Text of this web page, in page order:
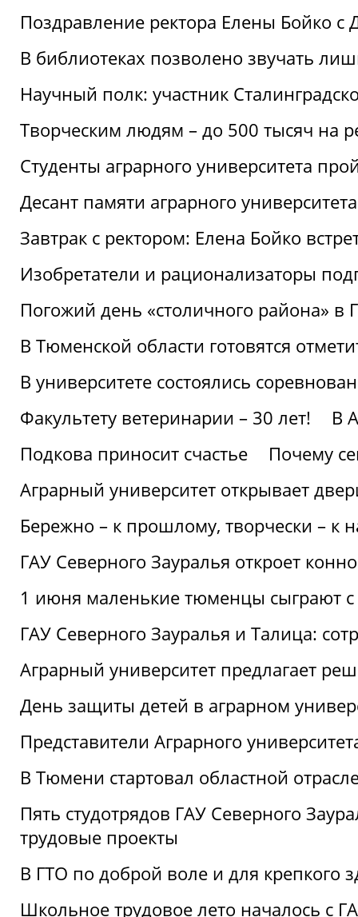
Поздравление ректора Елены Бойко
В библиотеках позволено звучать
Научный полк: участник
Творческим людям – до 500 тысяч на
Студенты аграрного университета
Десант памяти аграрного
Завтрак с ректором: Елена Бойко
Изобретатели и рационализаторы
Погожий день «столичного района» в
В Тюменской области готовятся
В университете состоялись
Факультету ветеринарии – 30 лет!
В
Подкова приносит счастье
Почему
Аграрный университет открывает
Бережно – к прошлому, творчески – к
ГАУ Северного Зауралья откроет
1 июня маленькие тюменцы сыграют с
ГАУ Северного Зауралья и Талица:
Аграрный университет предлагает
День защиты детей в аграрном
Представители Аграрного
В Тюмени стартовал областной
Пять студотрядов ГАУ Северного
трудовые проекты
В ГТО по доброй воле и для крепкого
Школьное трудовое лето началось с